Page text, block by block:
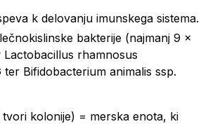
k delovanju imunskega sistema.
bakterije (najmanj 9 ×
rhamnosus
ter Bifidobacterium animalis ssp.
kolonije) = merska enota, ki